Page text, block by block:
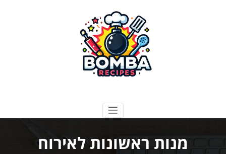
מנות ראשונות לאירוח